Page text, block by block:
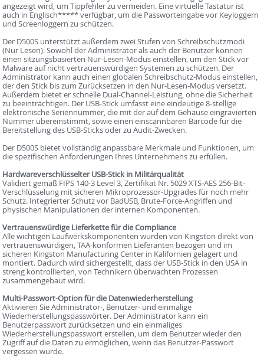
angezeigt wird, um Tippfehler zu vermeiden. Eine virtuelle Tastatur ist
auch in Englisch***** verfügbar, um die Passworteingabe vor Keyloggern
und Screenloggern zu schützen.
Der D500S unterstützt außerdem zwei Stufen von Schreibschutzmodi
(Nur Lesen). Sowohl der Administrator als auch der Benutzer können
einen sitzungsbasierten Nur-Lesen-Modus einstellen, um den Stick vor
Malware auf nicht vertrauenswürdigen Systemen zu schützen. Der
Administrator kann auch einen globalen Schreibschutz-Modus einstellen,
der den Stick bis zum Zurücksetzen in den Nur-Lesen-Modus versetzt.
Außerdem bietet er schnelle Dual-Channel-Leistung, ohne die Sicherheit
zu beeinträchtigen. Der USB-Stick umfasst eine eindeutige 8-stellige
elektronische Seriennummer, die mit der auf dem Gehäuse eingravierten
Nummer übereinstimmt, sowie einen einscannbaren Barcode für die
Bereitstellung des USB-Sticks oder zu Audit-Zwecken.
Der D500S bietet vollständig anpassbare Merkmale und Funktionen, um
die spezifischen Anforderungen Ihres Unternehmens zu erfüllen.
Hardwareverschlüsselter USB-Stick in Militärqualität
Validiert gemäß FIPS 140-3 Level 3, Zertifikat Nr. 5029 XTS-AES 256-Bit-
Verschlüsselung mit sicheren Mikroprozessor-Upgrades für noch mehr
Schutz. Integrierter Schutz vor BadUSB, Brute-Force-Angriffen und
physischen Manipulationen der internen Komponenten.
Vertrauenswürdige Lieferkette für die Compliance
Alle wichtigen Laufwerkskomponenten wurden von Kingston direkt von
vertrauenswürdigen, TAA-konformen Lieferanten bezogen und im
sicheren Kingston Manufacturing Center in Kalifornien gelagert und
montiert. Dadurch wird sichergestellt, dass der USB-Stick in den USA in
streng kontrollierten, von Technikern überwachten Prozessen
zusammengebaut wird.
Multi-Passwort-Option für die Datenwiederherstellung
Aktivieren Sie Administrator-, Benutzer- und einmalige
Wiederherstellungspasswörter. Der Administrator kann ein
Benutzerpasswort zurücksetzen und ein einmaliges
Wiederherstellungspasswort erstellen, um dem Benutzer wieder den
Zugriff auf die Daten zu ermöglichen, wenn das Benutzer-Passwort
vergessen wurde.